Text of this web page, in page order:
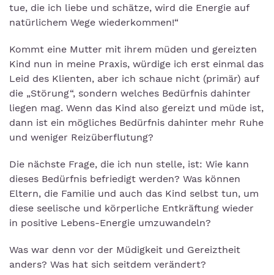
tue, die ich liebe und schätze, wird die Energie auf
natürlichem Wege wiederkommen!“
Kommt eine Mutter mit ihrem müden und gereizten
Kind nun in meine Praxis, würdige ich erst einmal das
Leid des Klienten, aber ich schaue nicht (primär) auf
die „Störung“, sondern welches Bedürfnis dahinter
liegen mag. Wenn das Kind also gereizt und müde ist,
dann ist ein mögliches Bedürfnis dahinter mehr Ruhe
und weniger Reizüberflutung?
Die nächste Frage, die ich nun stelle, ist: Wie kann
dieses Bedürfnis befriedigt werden? Was können
Eltern, die Familie und auch das Kind selbst tun, um
diese seelische und körperliche Entkräftung wieder
in positive Lebens-Energie umzuwandeln?
Was war denn vor der Müdigkeit und Gereiztheit
anders? Was hat sich seitdem verändert?